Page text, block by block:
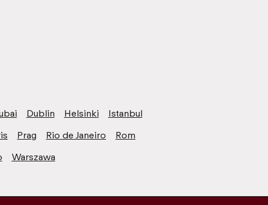
Dublin Helsinki
Istanbul
Prag Rio de Janeiro
Rom
Warszawa